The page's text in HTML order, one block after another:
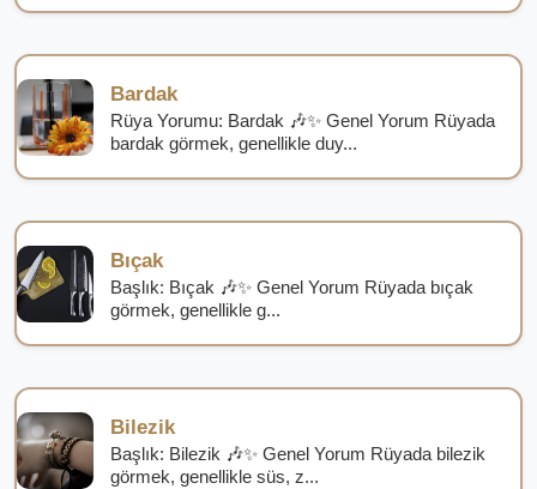
Bardak
Rüya Yorumu: Bardak 🎶✨ Genel Yorum Rüyada
bardak görmek, genellikle duy...
Bıçak
Başlık: Bıçak 🎶✨ Genel Yorum Rüyada bıçak
görmek, genellikle g...
Bilezik
Başlık: Bilezik 🎶✨ Genel Yorum Rüyada bilezik
görmek, genellikle süs, z...